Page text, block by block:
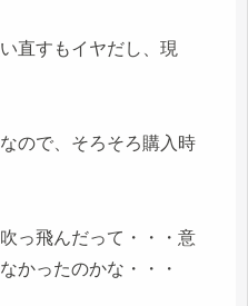
直すもイヤだし、現
ので、そろそろ購入時
っ飛んだって・・・意
かったのかな・・・